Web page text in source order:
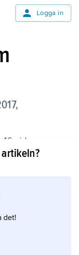
Logga in
vid
Zadkine i
med ljuset
det!